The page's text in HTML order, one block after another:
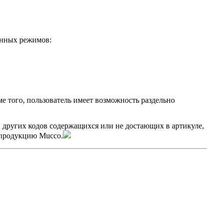
режимов:
пользователь имеет возможность раздельно
кодов содержащихся или не достающих в артикуле,
Mucco.